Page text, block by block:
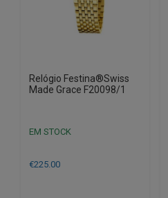
Relógio Festina®Swiss
Made Grace F20098/1
EM STOCK
€225.00